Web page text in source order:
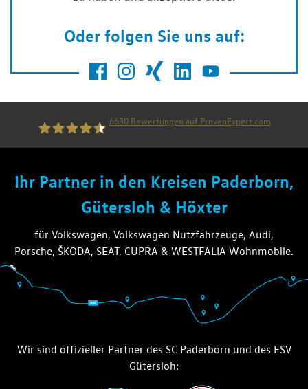
Oder folgen Sie uns auf:
6630Bewertungen auf ProvenExpert.com
Ihr Partner in den Kreisen Paderborn,
Gütersloh & Höxter
für Volkswagen, Volkswagen Nutzfahrzeuge, Audi,
Porsche, ŠKODA, SEAT, CUPRA & WESTFALIA Wohnmobile.
Wir sind offizieller Partner des SC Paderborn und des FSV
Gütersloh: